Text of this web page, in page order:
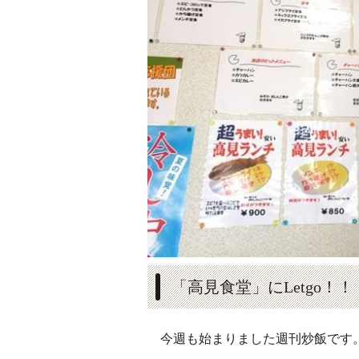
「高見食堂」にLetgo！！
今週も始まりました週刊炒飯です